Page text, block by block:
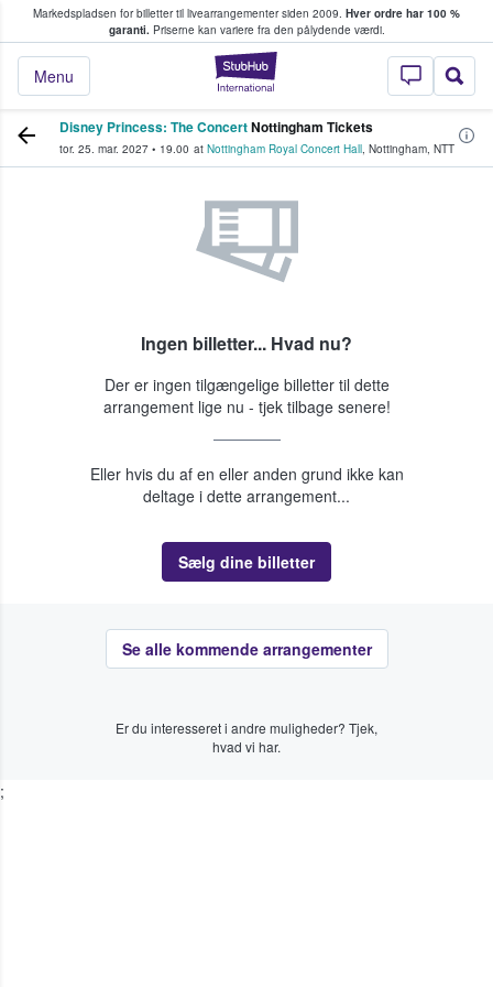
Markedspladsen for billetter til livearrangementer siden 2009. Hver ordre har 100 %
garanti.Priserne kan variere fra den pålydende værdi.
StubHub - Hvor
Menu
køber og sælger billetter
Disney Princess: The ConcertNottingham Tickets
tor. 25. mar. 2027 • 19.00 at Nottingham Royal Concert Hall, Nottingham, NTT
Ingen billetter... Hvad nu?
Der er ingen tilgængelige billetter til dette
arrangement lige nu - tjek tilbage senere!
Eller hvis du af en eller anden grund ikke kan
deltage i dette arrangement...
Sælg dine billetter
Se alle kommende arrangementer
Er du interesseret i andre muligheder? Tjek,
hvad vi har.
;